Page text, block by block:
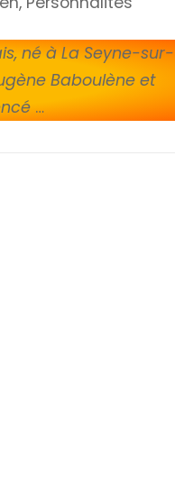
né à La Seyne-sur-
Baboulène et
…